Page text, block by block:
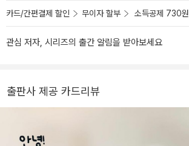
카드/간편결제 할인 무이자 할부 소득공제 730원
관심 저자, 시리즈의 출간 알림을 받아보세요
출판사 제공 카드리뷰